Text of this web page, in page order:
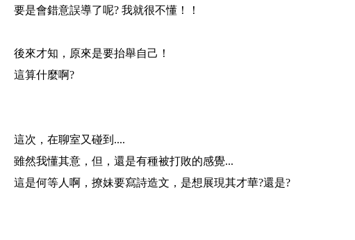
要是會錯意誤導了呢? 我就很不懂！！
後來才知，原來是要抬舉自己！
這算什麼啊?
這次，在聊室又碰到....
雖然我懂其意，但，還是有種被打敗的感覺...
這是何等人啊，撩妹要寫詩造文，是想展現其才華?還是?